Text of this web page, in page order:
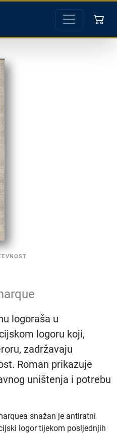
logoraša u
logoru koji,
zadržavaju
Roman prikazuje
uništenja i potrebu
snažan je antiratni
logor tijekom posljednjih